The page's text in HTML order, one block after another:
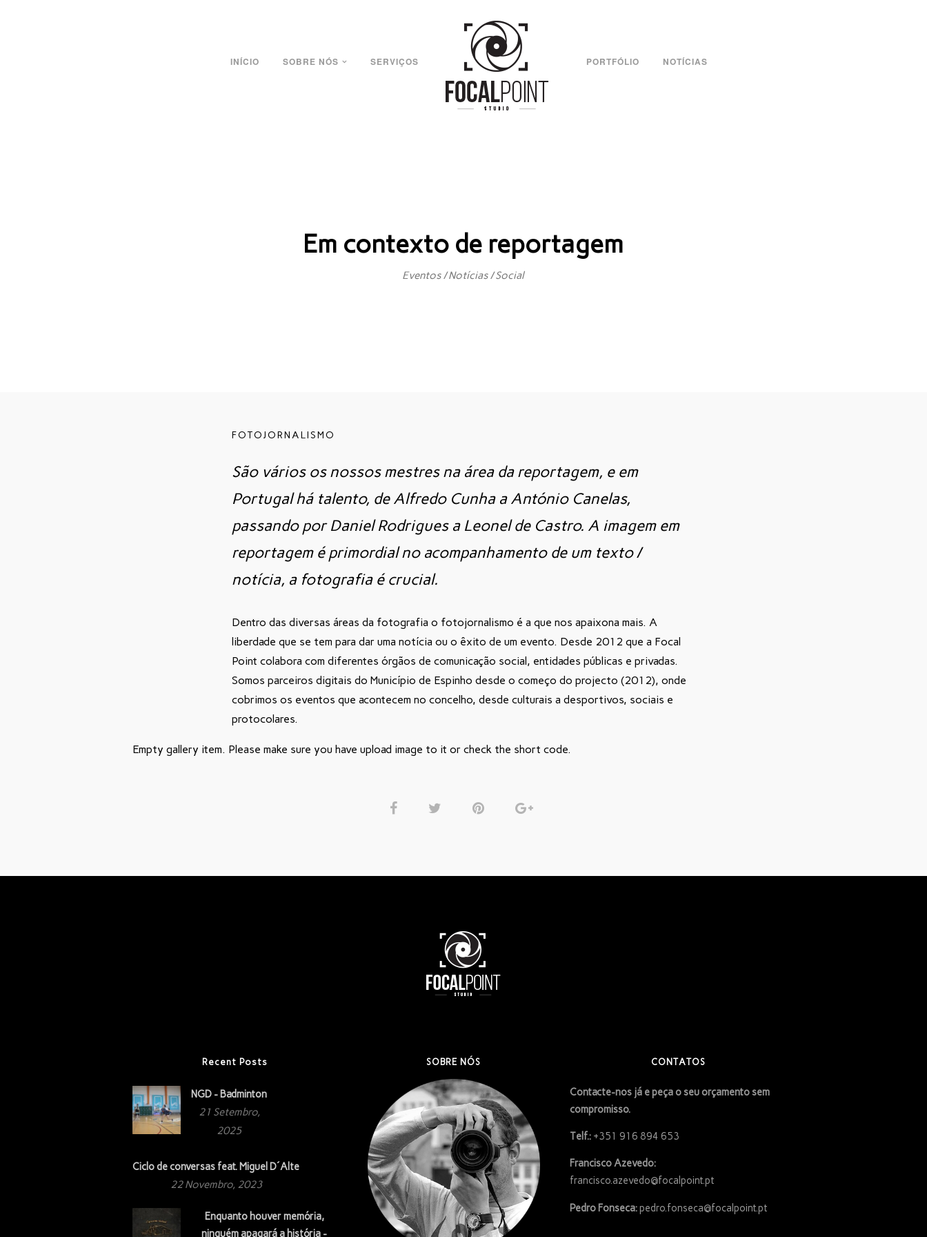
INÍCIO SOBRE NÓS SERVIÇOS PORTFÓLIO NOTÍCIAS
Em contexto de reportagem
Eventos / Notícias / Social
FOTOJORNALISMO
São vários os nossos mestres na área da reportagem, e em
Portugal há talento, de Alfredo Cunha a António Canelas,
passando por Daniel Rodrigues a Leonel de Castro. A imagem em
reportagem é primordial no acompanhamento de um texto /
notícia, a fotografia é crucial.
Dentro das diversas áreas da fotografia o fotojornalismo é a que nos apaixona mais. A
liberdade que se tem para dar uma notícia ou o êxito de um evento. Desde 2012 que a Focal
Point colabora com diferentes órgãos de comunicação social, entidades públicas e privadas.
Somos parceiros digitais do Município de Espinho desde o começo do projecto (2012), onde
cobrimos os eventos que acontecem no concelho, desde culturais a desportivos, sociais e
protocolares.
Empty gallery item. Please make sure you have upload image to it or check the short code.
Recent Posts
NGD - Badminton
21 Setembro,
2025
Ciclo de conversas feat. Miguel D´Alte
22 Novembro, 2023
Enquanto houver memória,
ninguém apagará a história -
SOBRE NÓS CONTATOS
Contacte-nos já e peça o seu orçamento sem
compromisso.
Telf.:+351 916 894 653
Francisco Azevedo:
francisco.azevedo@focalpoint.pt
Pedro Fonseca:pedro.fonseca@focalpoint.pt